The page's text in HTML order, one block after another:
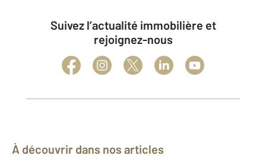
Suivez l’actualité immobilière et
rejoignez-nous
À découvrir dans nos articles